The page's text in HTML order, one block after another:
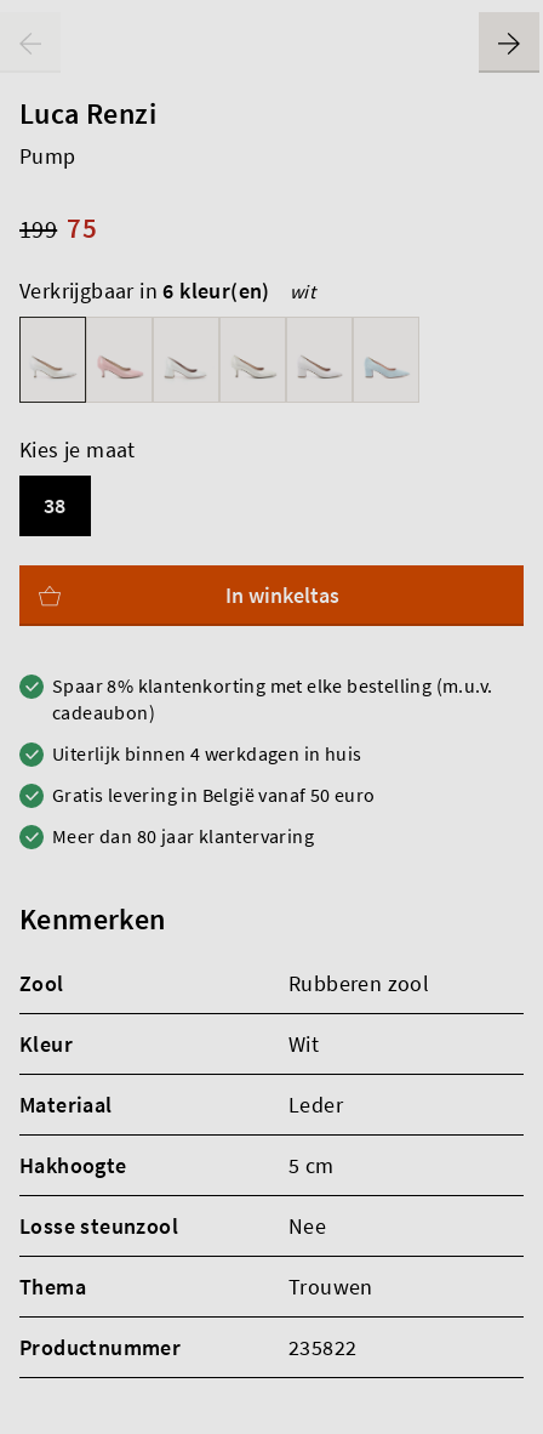
Luca Renzi
Pump
75
199
Verkrijgbaar in6 kleur(en) wit
Kies je maat
38
In winkeltas
Spaar 8% klantenkorting met elke bestelling (m.u.v.
cadeaubon)
Uiterlijk binnen 4 werkdagen in huis
Gratis levering in België vanaf 50 euro
Meer dan 80 jaar klantervaring
Kenmerken
Zool Rubberen zool
Kleur Wit
Materiaal Leder
Hakhoogte 5 cm
Losse steunzool Nee
Thema Trouwen
Productnummer 235822